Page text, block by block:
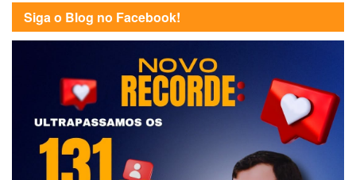
Siga o Blog no Facebook!